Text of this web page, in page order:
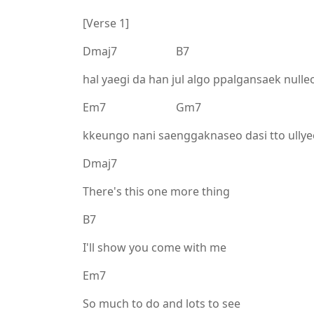
[Verse 1]
Dmaj7 B7
hal yaegi da han jul algo ppalgansaek
Em7 Gm7
kkeungo nani saenggaknaseo dasi tto
Dmaj7
There's this one more thing
B7
I'll show you come with me
Em7
So much to do and lots to see